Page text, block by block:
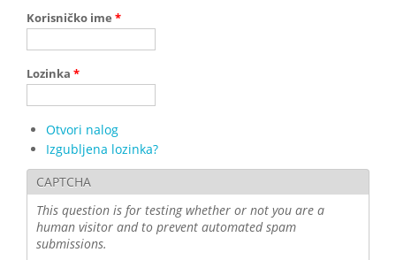
Korisničko ime *
Lozinka *
Otvori nalog
Izgubljena lozinka?
CAPTCHA
This question is for testing whether or not you are a
human visitor and to prevent automated spam
submissions.